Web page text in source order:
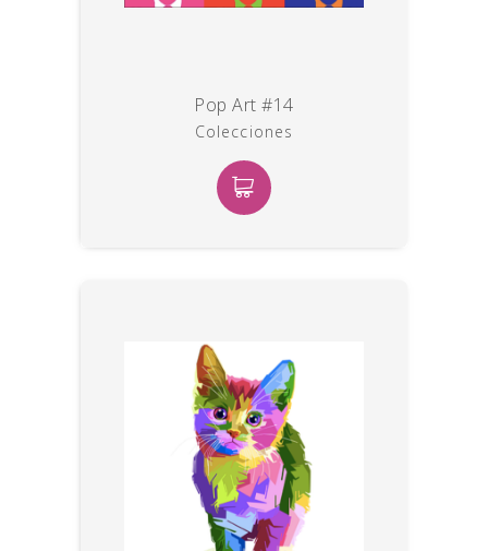
Pop Art #14
Colecciones